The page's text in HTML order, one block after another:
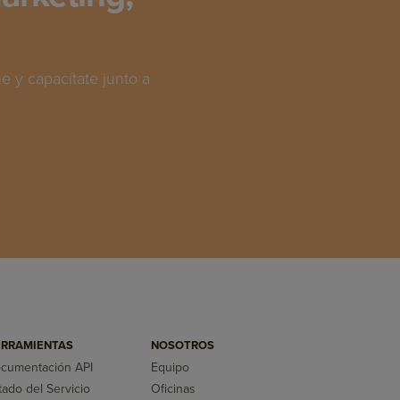
y capacítate junto a
API
del Servicio
NOSOTROS
Equipo
Oficinas